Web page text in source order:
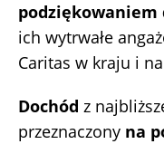
podziękowaniem
ich wytrwałe
Caritas w kraju i
Dochód z
przeznaczony na